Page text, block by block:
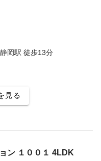
岡駅 徒歩13分
見る
ン １００１ 4LDK